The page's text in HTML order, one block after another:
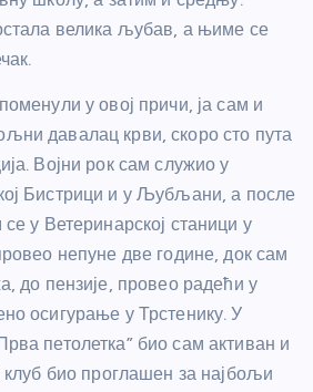
велика љубав, а њиме се
у овој причи, ја сам и
давалац крви, скоро сто пута
Војни рок сам служио у
Бистрици и у Љубљани, а после
у Ветеринарској станици у
непуне две године, док сам
до пензије, провео радећи у
осигурање у Трстенику. У
петолетка” био сам активан и
клуб био проглашен за најбољи